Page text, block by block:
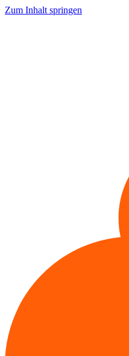
Zum Inhalt springen